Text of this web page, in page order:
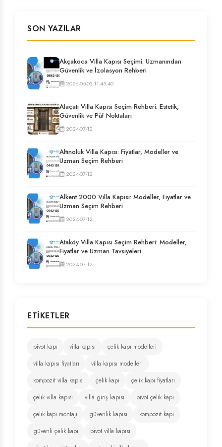
SON YAZILAR
Akçakoca Villa Kapısı Seçimi: Uzmanından
Güvenlik ve İzolasyon Rehberi
2026-05-03 11:45:40
Alaçatı Villa Kapısı Seçim Rehberi: Estetik,
Güvenlik ve Püf Noktaları
2024-07-12
Altınoluk Villa Kapısı: Fiyatlar, Modeller ve
Uzman Seçim Rehberi
2024-07-12
Alkent 2000 Villa Kapısı: Modeller, Fiyatlar ve
Uzman Seçim Rehberi
2024-07-12
Ataköy Villa Kapısı Seçim Rehberi: Modeller,
Fiyatlar ve Uzman Tavsiyeleri
2024-07-12
ETIKETLER
pivot kapı villa kapısı
çelik kapı modelleri
villa kapısı fiyatları
villa kapısı modelleri
kompozit villa kapısı
çelik kapı
çelik kapı fiyatları
çelik villa kapısı
villa giriş kapısı
pivot çelik kapı
çelik kapı montajı
güvenlik kapısı
kompozit kapı
güvenli çelik kapı
pivot villa kapısı